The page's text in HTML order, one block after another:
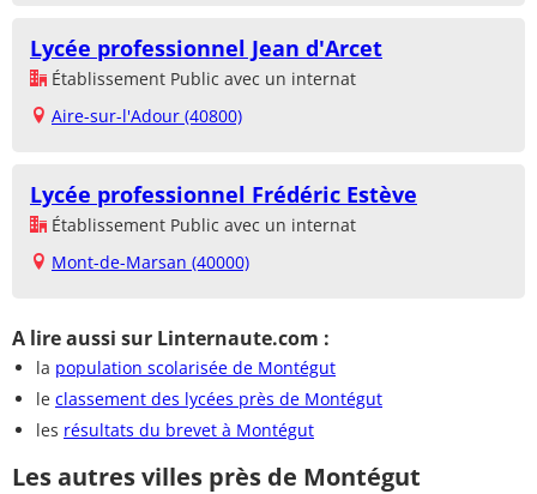
Lycée professionnel Jean d'Arcet
Établissement Public avec un internat
Aire-sur-l'Adour (40800)
Lycée professionnel Frédéric Estève
Établissement Public avec un internat
Mont-de-Marsan (40000)
A lire aussi sur Linternaute.com :
la population scolarisée de Montégut
le classement des lycées près de Montégut
les résultats du brevet à Montégut
Les autres villes près de Montégut